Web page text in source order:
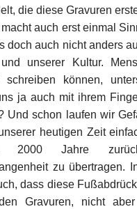
die diese Gravuren
auch erst einmal
doch auch nicht anders
unserer Kultur.
schreiben können,
ja auch mit ihrem
Und schon laufen wir
heutigen Zeit
2000 Jahre
zu übertragen.
dass diese
Gravuren, nicht